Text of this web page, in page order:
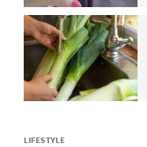
LIFESTYLE